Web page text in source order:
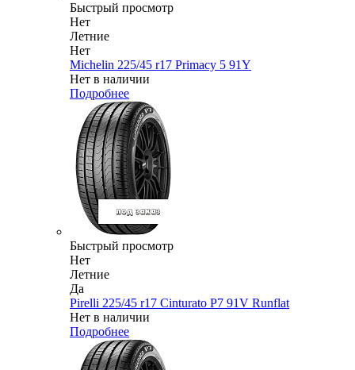
Быстрый просмотр
Нет
Летние
Нет
Michelin 225/45 r17 Primacy 5 91Y
Нет в наличии
Подробнее
Быстрый просмотр
Нет
Летние
Да
Pirelli 225/45 r17 Cinturato P7 91V Runflat
Нет в наличии
Подробнее